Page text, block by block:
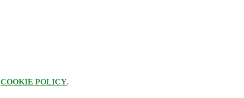
COOKIE POLICY.